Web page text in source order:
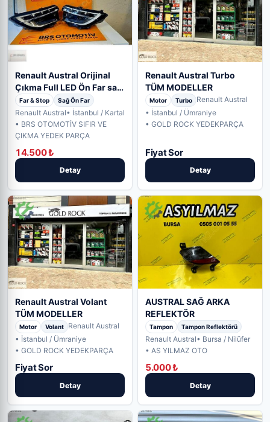
Renault Austral Orijinal
Çıkma Full LED Ön Far sağ
sol
Far & Stop Sağ Ön Far
Renault Austral• İstanbul / Kartal
• BRS OTOMOTİV SIFIR VE
ÇIKMA YEDEK PARÇA
14.500 ₺
Detay
Renault Austral Turbo
TÜM MODELLER
Motor Turbo
Renault Austral
• İstanbul / Ümraniye
• GOLD ROCK YEDEKPARÇA
Fiyat Sor
Detay
Renault Austral Volant
TÜM MODELLER
Motor Volant
Renault Austral
• İstanbul / Ümraniye
• GOLD ROCK YEDEKPARÇA
Fiyat Sor
Detay
AUSTRAL SAĞ ARKA
REFLEKTÖR
Tampon Tampon Reflektörü
Renault Austral• Bursa / Nilüfer
• AS YILMAZ OTO
5.000 ₺
Detay